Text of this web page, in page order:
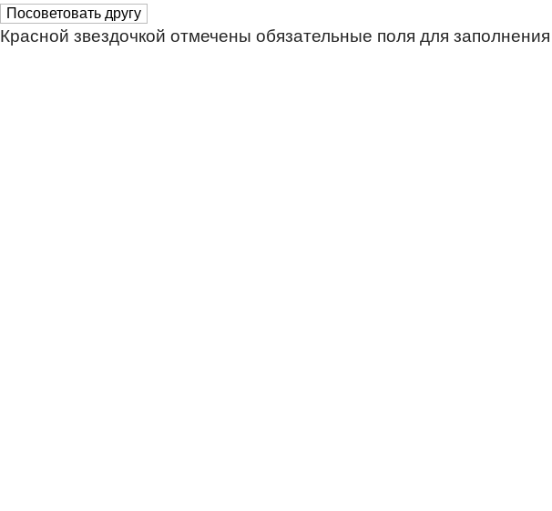
Красной звездочкой отмечены обязательные поля для заполнения